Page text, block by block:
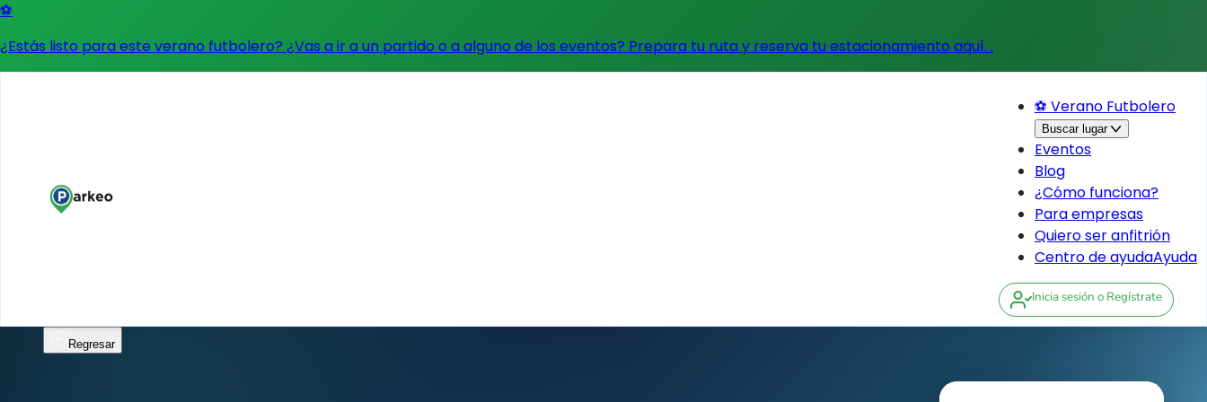
⚽
¿Estás listo para este verano futbolero? ¿Vas a ir a un partido o a alguno de los eventos? Prepara tu ruta y reserva tu estacionamiento aquí. .
⚽ Verano Futbolero
Buscar lugar
Eventos
Blog
¿Cómo funciona?
Para empresas
Quiero ser anfitrión
Centro de ayudaAyuda
Inicia sesión o Regístrate
Regresar